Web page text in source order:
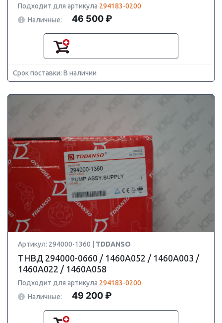
Подходит для артикула 294183-0200
Наличные:
46 500 ₽
Срок поставки: В наличии
Артикул: 294000-1360 | TDDANSO
ТНВД 294000-0660 / 1460A052 / 1460A003 /
1460A022 / 1460A058
Подходит для артикула 294183-0200
Наличные:
49 200 ₽